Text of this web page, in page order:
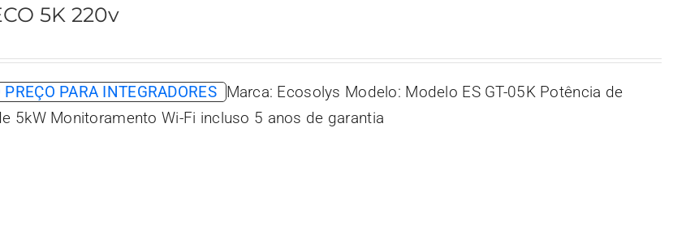
5K 220v
PREÇO PARA INTEGRADORES Marca: Ecosolys Modelo: Modelo ES GT-05K Potência de
5kW Monitoramento Wi-Fi incluso 5 anos de garantia